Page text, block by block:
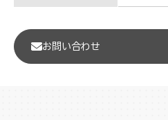
お問い合わせ